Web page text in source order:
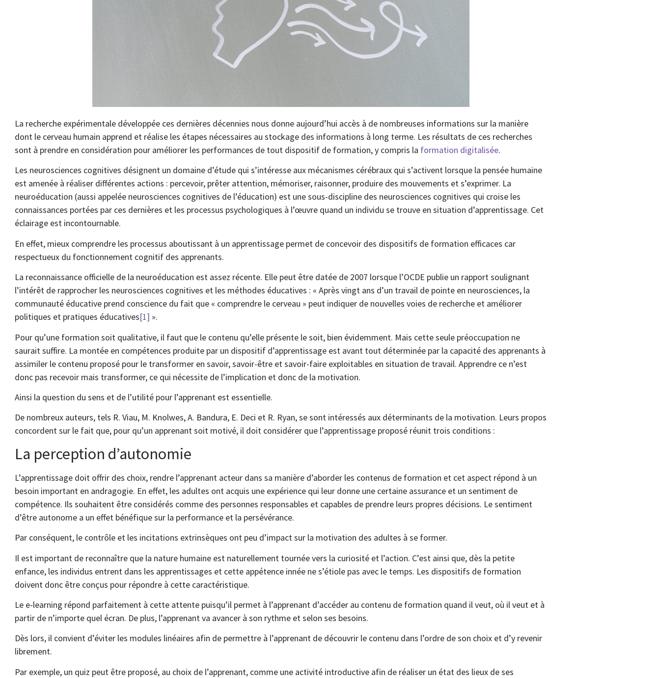
La recherche expérimentale développée ces dernières décennies nous donne aujourd’hui accès à de nombreuses informations sur la manière
dont le cerveau humain apprend et réalise les étapes nécessaires au stockage des informations à long terme. Les résultats de ces recherches
sont à prendre en considération pour améliorer les performances de tout dispositif de formation, y compris la formation digitalisée.
Les neurosciences cognitives désignent un domaine d’étude qui s’intéresse aux mécanismes cérébraux qui s’activent lorsque la pensée humaine
est amenée à réaliser différentes actions : percevoir, prêter attention, mémoriser, raisonner, produire des mouvements et s’exprimer. La
neuroéducation (aussi appelée neurosciences cognitives de l’éducation) est une sous-discipline des neurosciences cognitives qui croise les
connaissances portées par ces dernières et les processus psychologiques à l’œuvre quand un individu se trouve en situation d’apprentissage. Cet
éclairage est incontournable.
En effet, mieux comprendre les processus aboutissant à un apprentissage permet de concevoir des dispositifs de formation efficaces car
respectueux du fonctionnement cognitif des apprenants.
La reconnaissance officielle de la neuroéducation est assez récente. Elle peut être datée de 2007 lorsque l’OCDE publie un rapport soulignant
l’intérêt de rapprocher les neurosciences cognitives et les méthodes éducatives : « Après vingt ans d’un travail de pointe en neurosciences, la
communauté éducative prend conscience du fait que « comprendre le cerveau » peut indiquer de nouvelles voies de recherche et améliorer
politiques et pratiques éducatives[1] ».
Pour qu’une formation soit qualitative, il faut que le contenu qu’elle présente le soit, bien évidemment. Mais cette seule préoccupation ne
saurait suffire. La montée en compétences produite par un dispositif d’apprentissage est avant tout déterminée par la capacité des apprenants à
assimiler le contenu proposé pour le transformer en savoir, savoir-être et savoir-faire exploitables en situation de travail. Apprendre ce n’est
donc pas recevoir mais transformer, ce qui nécessite de l’implication et donc de la motivation.
Ainsi la question du sens et de l’utilité pour l’apprenant est essentielle.
De nombreux auteurs, tels R. Viau, M. Knolwes, A. Bandura, E. Deci et R. Ryan, se sont intéressés aux déterminants de la motivation. Leurs propos
concordent sur le fait que, pour qu’un apprenant soit motivé, il doit considérer que l’apprentissage proposé réunit trois conditions :
La perception d’autonomie
L’apprentissage doit offrir des choix, rendre l’apprenant acteur dans sa manière d’aborder les contenus de formation et cet aspect répond à un
besoin important en andragogie. En effet, les adultes ont acquis une expérience qui leur donne une certaine assurance et un sentiment de
compétence. Ils souhaitent être considérés comme des personnes responsables et capables de prendre leurs propres décisions. Le sentiment
d’être autonome a un effet bénéfique sur la performance et la persévérance.
Par conséquent, le contrôle et les incitations extrinsèques ont peu d’impact sur la motivation des adultes à se former.
Il est important de reconnaître que la nature humaine est naturellement tournée vers la curiosité et l’action. C’est ainsi que, dès la petite
enfance, les individus entrent dans les apprentissages et cette appétence innée ne s’étiole pas avec le temps. Les dispositifs de formation
doivent donc être conçus pour répondre à cette caractéristique.
Le e-learning répond parfaitement à cette attente puisqu’il permet à l’apprenant d’accéder au contenu de formation quand il veut, où il veut et à
partir de n’importe quel écran. De plus, l’apprenant va avancer à son rythme et selon ses besoins.
Dès lors, il convient d’éviter les modules linéaires afin de permettre à l’apprenant de découvrir le contenu dans l’ordre de son choix et d’y revenir
librement.
Par exemple, un quiz peut être proposé, au choix de l’apprenant, comme une activité introductive afin de réaliser un état des lieux de ses